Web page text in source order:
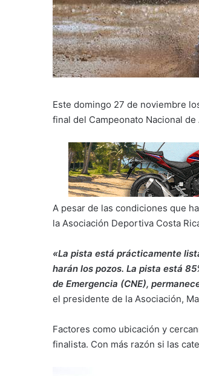
Este domingo 27 de noviembre
final del Campeonato Nacional
A pesar de las condiciones que
la Asociación Deportiva Costa
«La pista está prácticamente
harán los pozos. La pista está
de Emergencia (CNE),
el presidente de la Asociación,
Factores como ubicación y
finalista. Con más razón si las